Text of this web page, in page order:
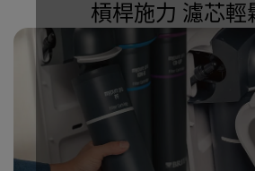
槓桿施力 濾芯輕